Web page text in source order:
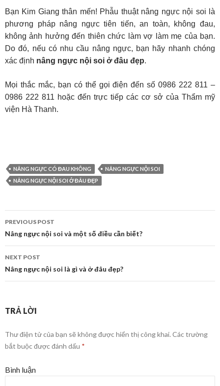
Bạn Kim Giang thân mến! Phẫu thuật nâng ngực nội soi là
phương pháp nâng ngực tiên tiến, an toàn, không đau,
không ảnh hưởng đến thiên chức làm vợ làm mẹ của bạn.
Do đó, nếu có nhu cầu nâng ngực, bạn hãy nhanh chóng
xác định nâng ngực nội soi ở đâu đẹp.
Mọi thắc mắc, bạn có thể gọi điện đến số 0986 222 811 –
0986 222 811 hoặc đến trực tiếp các cơ sở của Thẩm mỹ
viện Hà Thanh.
NÂNG NGỰC CÓ ĐAU KHÔNG
NÂNG NGỰC NỘI SOI
NÂNG NGỰC NỘI SOI Ở ĐÂU ĐẸP
Post
navigation
PREVIOUS POST
Nâng ngực nội soi và một số điều cần biết?
NEXT POST
Nâng ngực nội soi là gì và ở đâu đẹp?
TRẢ LỜI
Thư điện tử của bạn sẽ không được hiển thị công khai. Các trường
bắt buộc được đánh dấu *
Bình luận